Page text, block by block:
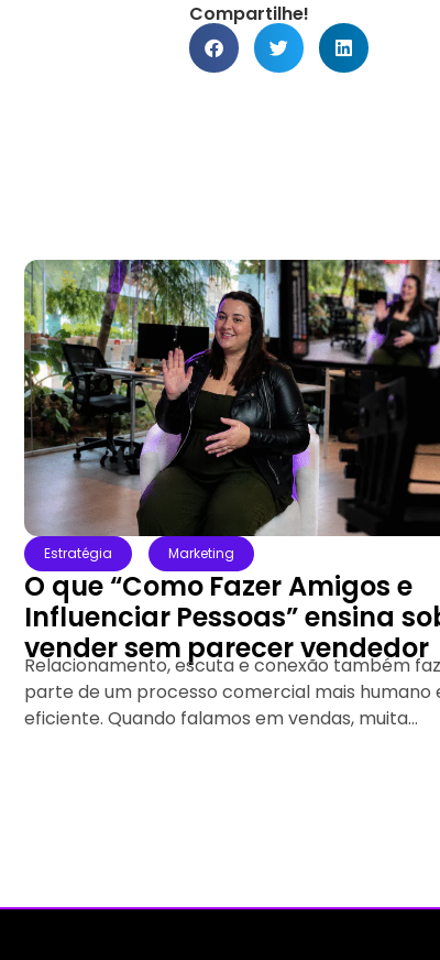
Compartilhe!
Estratégia Mercado
Sites de dopamina: o que essa
tendência revela sobre a
experiência de compra online
Imagine entrar em uma loja virtual, navegar por
diferentes produtos, adicionar itens ao carrinho,
finalizar o pedido e até acompanhar...